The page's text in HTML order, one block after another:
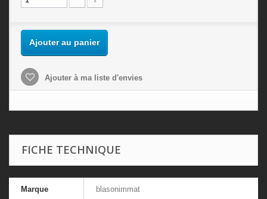
Ajouter au panier
Ajouter à ma liste d'envies
FICHE TECHNIQUE
Marque blasonimmat